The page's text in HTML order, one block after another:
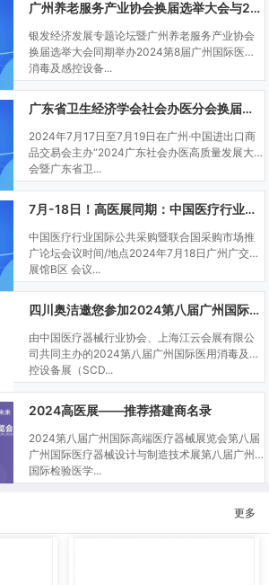
广州养老服务产业协会换届选举大会与2024SCDE同期举办
银发经济发展专题论坛暨广州养老服务产业协会
换届选举大会同期举办2024第8届广州国际医用
消毒及感控设备...
广东省卫生经济学会社会办医分会换届大会与SCDE同期举办
2024年7月17日至7月19日在广州·中国进出口商
品交易会主办“2024广东社会办医高质量发展大
会暨广东省卫...
7月-18日！高医展同期：中国医疗行业国际公共采购暨联合国采购市场推广论坛
中国医疗行业国际公共采购暨联合国采购市场推
广论坛会议时间/地点2024年7月18日广州广交会
展馆B区 会议...
四川奥洁邀您参加2024第八届广州国际医用消毒及感控设备展
由中国医疗器械行业协会、上海江云会展有限公
司共同主办的2024第八届广州国际医用消毒及感
控设备展（SCD...
2024高医展——推荐搭建商名录
2024第八届广州国际高端医疗器械展览会第八届
广州国际医疗器械设计与制造技术展第八届广州
国际检验医学...
更多